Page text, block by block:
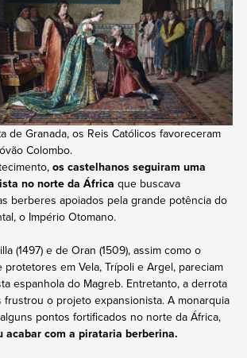
de Granada, os Reis Católicos favoreceram
Colombo.
os castelhanos seguiram uma
no norte da África que buscava
berberes apoiados pela grande potência do
o Império Otomano.
(1497) e de Oran (1509), assim como o
em Vela, Trípoli e Argel, pareciam
espanhola do Magreb. Entretanto, a derrota
frustrou o projeto expansionista. A monarquia
pontos fortificados no norte da África,
acabar com a pirataria berberina.